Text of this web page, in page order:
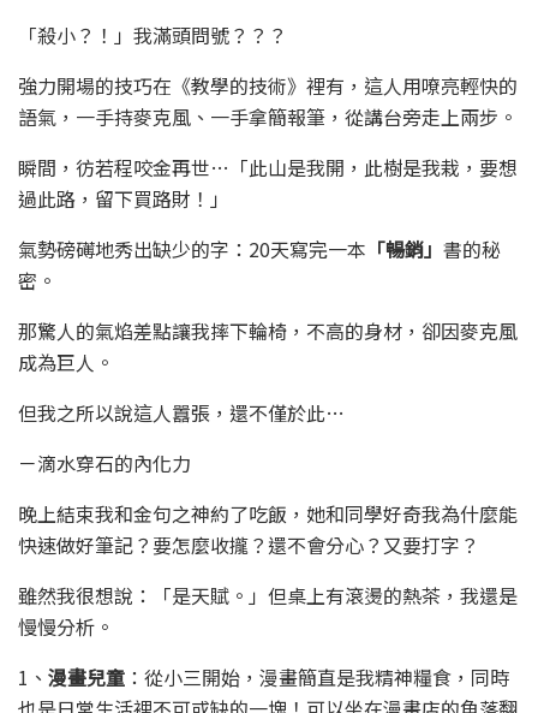
「殺小？！」我滿頭問號？？？
強力開場的技巧在《教學的技術》裡有，這人用嘹亮輕快的
語氣，一手持麥克風、一手拿簡報筆，從講台旁走上兩步。
瞬間，彷若程咬金再世…「此山是我開，此樹是我栽，要想
過此路，留下買路財！」
氣勢磅礡地秀出缺少的字：20天寫完一本 「暢銷」 書的秘
密。
那驚人的氣焰差點讓我摔下輪椅，不高的身材，卻因麥克風
成為巨人。
但我之所以說這人囂張，還不僅於此…
－滴水穿石的內化力
晚上結束我和金句之神約了吃飯，她和同學好奇我為什麼能
快速做好筆記？要怎麼收攏？還不會分心？又要打字？
雖然我很想說：「是天賦。」但桌上有滾燙的熱茶，我還是
慢慢分析。
1、 漫畫兒童 ：從小三開始，漫畫簡直是我精神糧食，同時